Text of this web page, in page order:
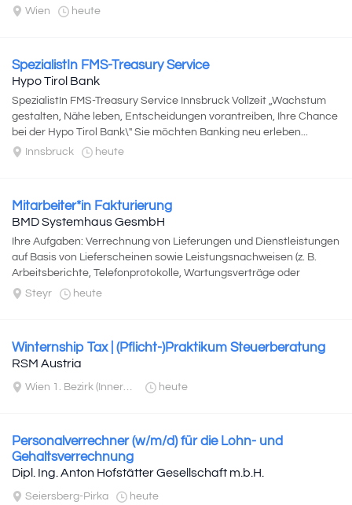
Rechnungswesen/Finanzen, Mindestens...
Wien heute
SpezialistIn FMS-Treasury Service
Hypo Tirol Bank
SpezialistIn FMS-Treasury Service Innsbruck Vollzeit „Wachstum
gestalten, Nähe leben, Entscheidungen vorantreiben, Ihre Chance
bei der Hypo Tirol Bank\" Sie möchten Banking neu erleben...
Innsbruck
heute
Mitarbeiter*in Fakturierung
BMD Systemhaus GesmbH
Ihre Aufgaben: Verrechnung von Lieferungen und Dienstleistungen
auf Basis von Lieferscheinen sowie Leistungsnachweisen (z. B.
Arbeitsberichte, Telefonprotokolle, Wartungsverträge oder
Verkaufsaufträge...
Steyr heute
Winternship Tax | (Pflicht-)Praktikum Steuerberatung
RSM Austria
Wien 1. Bezirk (Innere Stadt) heute
Personalverrechner (w/m/d) für die Lohn- und
Gehaltsverrechnung
Dipl. Ing. Anton Hofstätter Gesellschaft m.b.H.
Seiersberg-Pirka heute